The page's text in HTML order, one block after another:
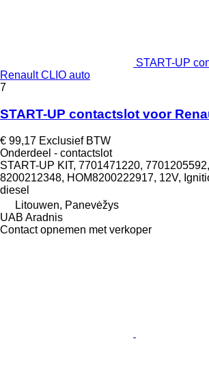
START-UP
Renault CLIO auto
7
START-UP contactslot voor
€ 99,17 Exclusief BTW
Onderdeel - contactslot
START-UP KIT, 7701471220,
8200212348, HOM8200222917, 12V,
diesel
Litouwen, Panevėžys
UAB Aradnis
Contact opnemen met verkoper